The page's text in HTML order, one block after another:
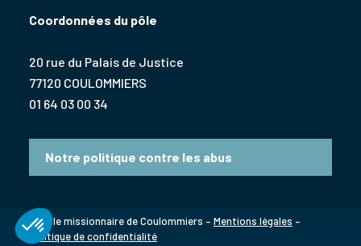
Coordonnées du pôle
20 rue du Palais de Justice
77120 COULOMMIERS
01 64 03 00 34
Notre politique contre les abus
© Pôle missionnaire de Coulommiers – Mentions légales –
Politique de confidentialité